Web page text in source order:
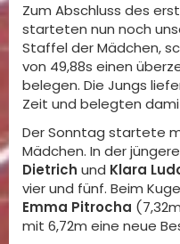
Zum Abschluss des
starteten nun noch
Staffel der Mädchen,
von 49,88s einen
belegen. Die Jungs
Zeit und belegten
Der Sonntag startete
Mädchen. In der
Dietrich und Klara
vier und fünf. Beim
Emma Pitrocha
mit 6,72m eine neue